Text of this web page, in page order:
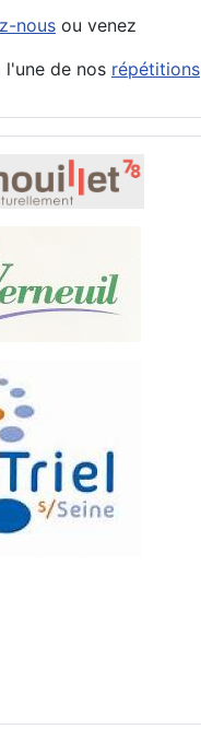
nous ou venez
l'une de nos répétitions